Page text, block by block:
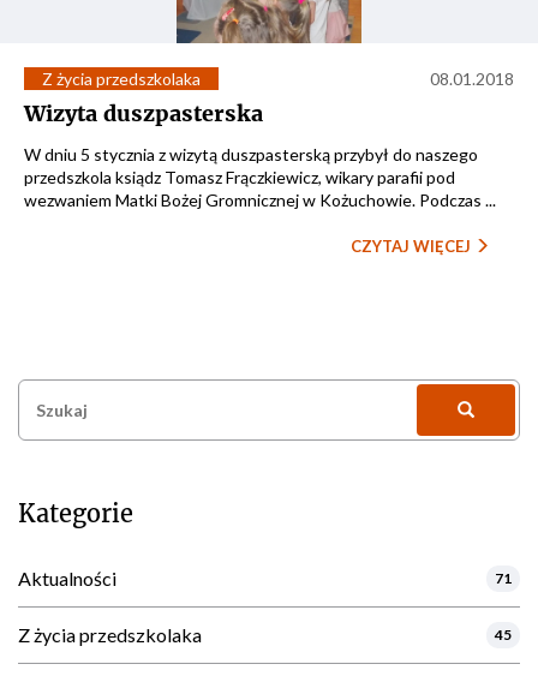
Z życia przedszkolaka 08.01.2018
Wizyta duszpasterska
W dniu 5 stycznia z wizytą duszpasterską przybył do naszego
przedszkola ksiądz Tomasz Frączkiewicz, wikary parafii pod
wezwaniem Matki Bożej Gromnicznej w Kożuchowie. Podczas ...
CZYTAJ WIĘCEJ
Kategorie
Aktualności 71
Z życia przedszkolaka 45